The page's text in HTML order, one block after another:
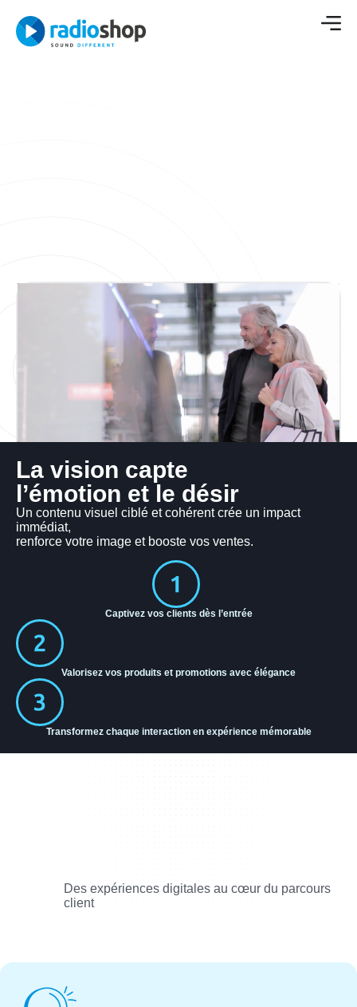
La vision capte
l’émotion et le désir
Un contenu visuel ciblé et cohérent crée un impact
immédiat,
renforce votre image et booste vos ventes.
Captivez vos clients dès l’entrée
Valorisez vos produits et promotions avec élégance
Transformez chaque interaction en expérience mémorable
Des expériences digitales au cœur du parcours
client